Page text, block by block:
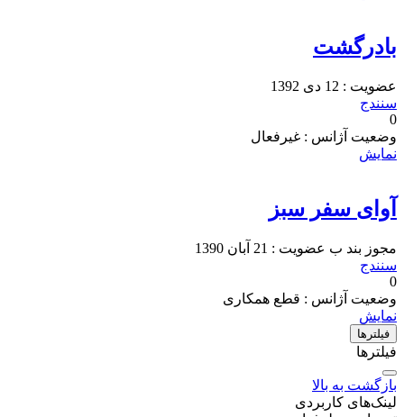
بادرگشت
عضویت : 12 دی 1392
سنندج
0
وضعیت آژانس : غیرفعال
نمایش
آوای سفر سبز
مجوز بند ب عضویت : 21 آبان 1390
سنندج
0
وضعیت آژانس : قطع همکاری
نمایش
فیلتر‌ها
فیلترها
بازگشت به بالا
لینک‌های کاربردی